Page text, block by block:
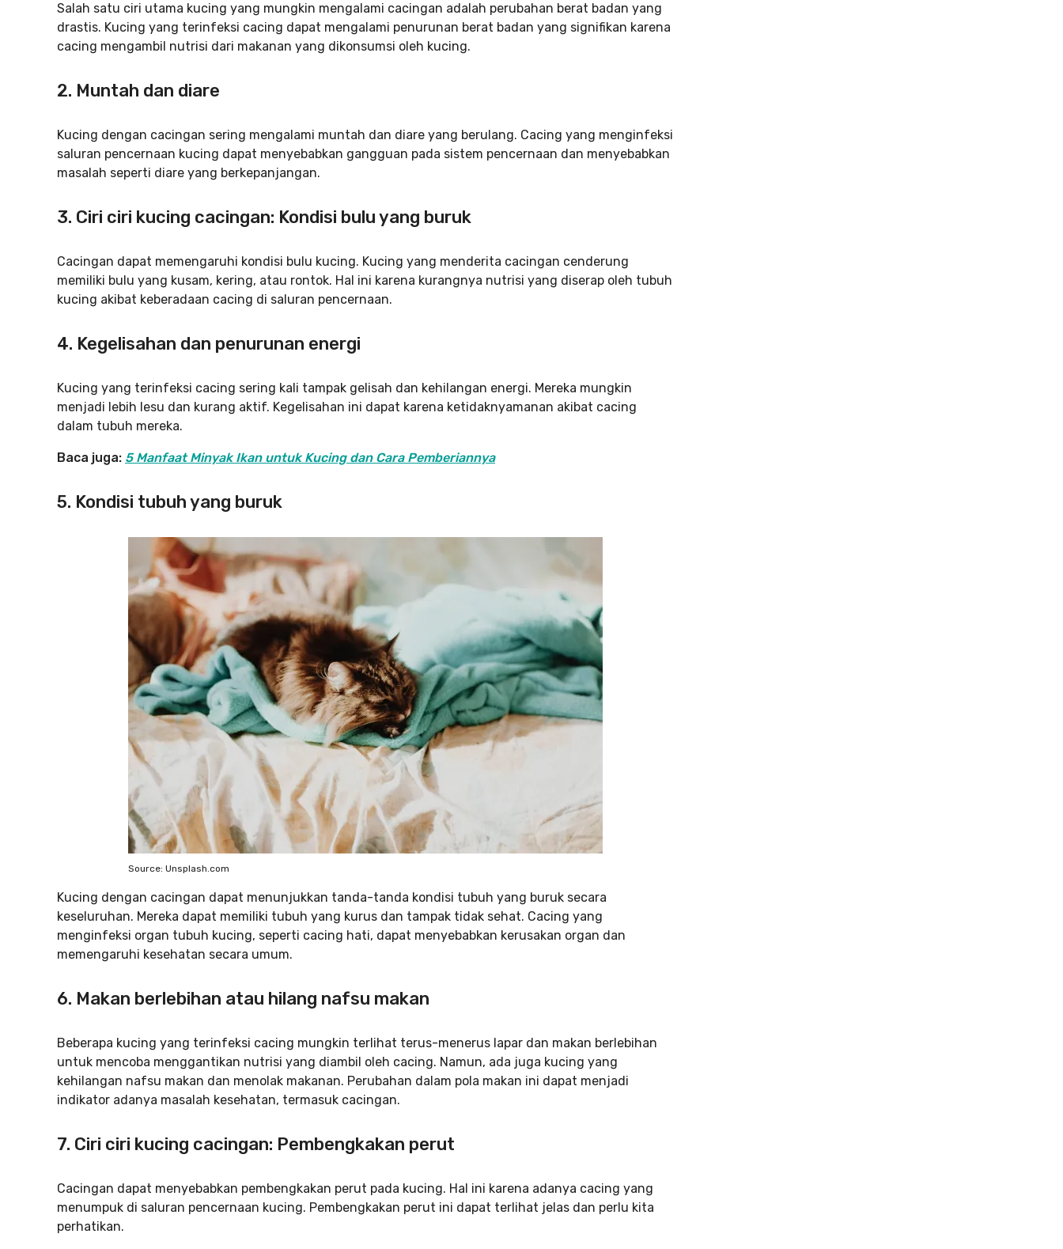
Salah satu ciri utama kucing yang mungkin mengalami cacingan adalah perubahan berat badan yang
drastis. Kucing yang terinfeksi cacing dapat mengalami penurunan berat badan yang signifikan karena
cacing mengambil nutrisi dari makanan yang dikonsumsi oleh kucing.
2. Muntah dan diare
Kucing dengan cacingan sering mengalami muntah dan diare yang berulang. Cacing yang menginfeksi
saluran pencernaan kucing dapat menyebabkan gangguan pada sistem pencernaan dan menyebabkan
masalah seperti diare yang berkepanjangan.
3. Ciri ciri kucing cacingan: Kondisi bulu yang buruk
Cacingan dapat memengaruhi kondisi bulu kucing. Kucing yang menderita cacingan cenderung
memiliki bulu yang kusam, kering, atau rontok. Hal ini karena kurangnya nutrisi yang diserap oleh tubuh
kucing akibat keberadaan cacing di saluran pencernaan.
4. Kegelisahan dan penurunan energi
Kucing yang terinfeksi cacing sering kali tampak gelisah dan kehilangan energi. Mereka mungkin
menjadi lebih lesu dan kurang aktif. Kegelisahan ini dapat karena ketidaknyamanan akibat cacing
dalam tubuh mereka.
Baca juga: 5 Manfaat Minyak Ikan untuk Kucing dan Cara Pemberiannya
5. Kondisi tubuh yang buruk
Source: Unsplash.com
Kucing dengan cacingan dapat menunjukkan tanda-tanda kondisi tubuh yang buruk secara
keseluruhan. Mereka dapat memiliki tubuh yang kurus dan tampak tidak sehat. Cacing yang
menginfeksi organ tubuh kucing, seperti cacing hati, dapat menyebabkan kerusakan organ dan
memengaruhi kesehatan secara umum.
6. Makan berlebihan atau hilang nafsu makan
Beberapa kucing yang terinfeksi cacing mungkin terlihat terus-menerus lapar dan makan berlebihan
untuk mencoba menggantikan nutrisi yang diambil oleh cacing. Namun, ada juga kucing yang
kehilangan nafsu makan dan menolak makanan. Perubahan dalam pola makan ini dapat menjadi
indikator adanya masalah kesehatan, termasuk cacingan.
7. Ciri ciri kucing cacingan: Pembengkakan perut
Cacingan dapat menyebabkan pembengkakan perut pada kucing. Hal ini karena adanya cacing yang
menumpuk di saluran pencernaan kucing. Pembengkakan perut ini dapat terlihat jelas dan perlu kita
perhatikan.